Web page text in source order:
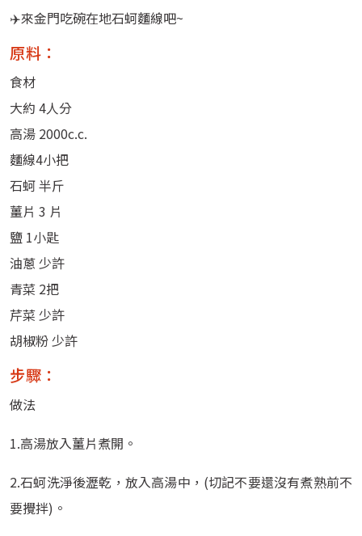
✈️來金門吃碗在地石蚵麵線吧~
原料：
食材
大約 4人分
高湯 2000c.c.
麵線4小把
石蚵 半斤
薑片 3 片
鹽 1小匙
油蔥 少許
青菜 2把
芹菜 少許
胡椒粉 少許
步驟：
做法
1.高湯放入薑片煮開。
2.石蚵洗淨後瀝乾，放入高湯中，(切記不要還沒有煮熟前不
要攪拌)。